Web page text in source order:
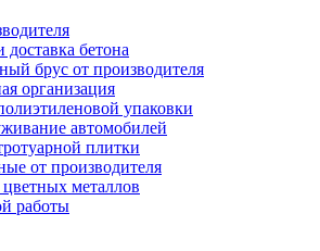
бетона
брус от производителя
организация
упаковки
автомобилей
плитки
от производителя
металлов
работы